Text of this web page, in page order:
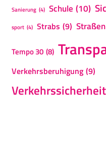
Sanierung (4) Schule (10)
sport (4) Strabs (9) Straßen
Tempo 30 (8)
Verkehrsberuhigung (9)
Verkehrssicherheit